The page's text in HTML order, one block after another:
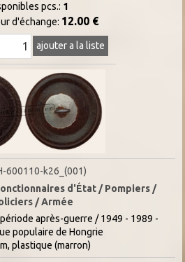
pcs.: 1
d'échange: 12.00 €
ajouter a la liste
600110-k26_(001)
d'État / Pompiers /
/ Armée
après-guerre / 1949 - 1989 -
populaire de Hongrie
plastique (marron)